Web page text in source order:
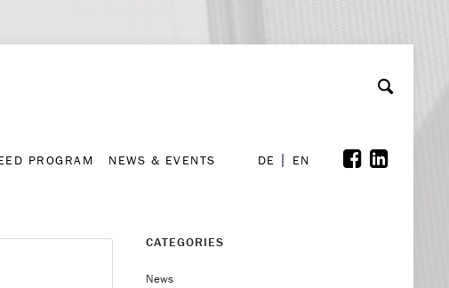
PROGRAM NEWS & EVENTS DE EN
CATEGORIES
News